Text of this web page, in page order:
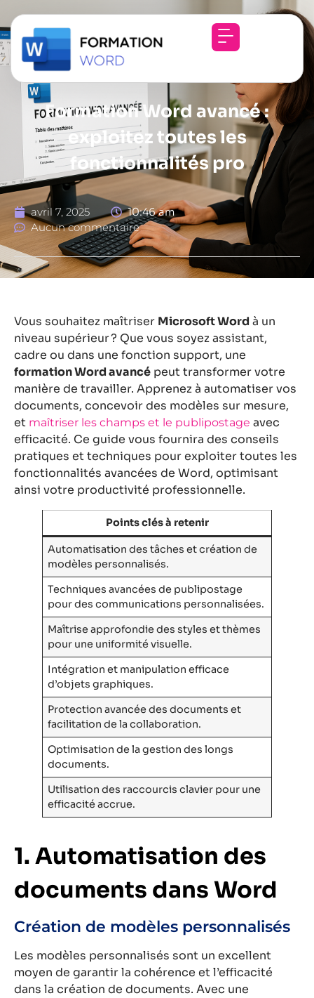
Formation Word avancé :
exploitez toutes les
fonctionnalités pro
avril 7, 2025
10:46 am
Aucun commentaire
Vous souhaitez maîtriser Microsoft Word à un
niveau supérieur ? Que vous soyez assistant,
cadre ou dans une fonction support, une
formation Word avancé peut transformer votre
manière de travailler. Apprenez à automatiser vos
documents, concevoir des modèles sur mesure,
et maîtriser les champs et le publipostage avec
efficacité. Ce guide vous fournira des conseils
pratiques et techniques pour exploiter toutes les
fonctionnalités avancées de Word, optimisant
ainsi votre productivité professionnelle.
Points clés à retenir
Automatisation des tâches et création de
modèles personnalisés.
Techniques avancées de publipostage
pour des communications personnalisées.
Maîtrise approfondie des styles et thèmes
pour une uniformité visuelle.
Intégration et manipulation efficace
d’objets graphiques.
Protection avancée des documents et
facilitation de la collaboration.
Optimisation de la gestion des longs
documents.
Utilisation des raccourcis clavier pour une
efficacité accrue.
1. Automatisation des
documents dans Word
Création de modèles personnalisés
Les modèles personnalisés sont un excellent
moyen de garantir la cohérence et l’efficacité
dans la création de documents. Avec une